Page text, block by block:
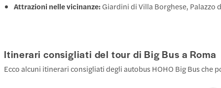
Attrazioni nelle vicinanze: Giardini di Villa Borghese, Palazzo
Itinerari consigliati del tour di Big Bus a Roma
Ecco alcuni itinerari consigliati degli autobus HOHO Big Bus che